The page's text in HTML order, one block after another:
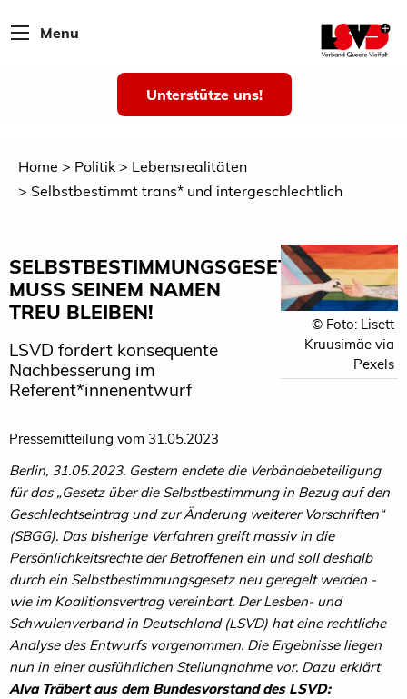
Menu
Unterstütze uns!
Home Politik
Lebensrealitäten
Selbstbestimmt trans* und intergeschlechtlich
SELBSTBESTIMMUNGSGESETZ
MUSS SEINEM NAMEN
TREU BLEIBEN!
LSVD fordert konsequente
Nachbesserung im
Referent*innenentwurf
© Foto: Lisett
Kruusimäe via
Pexels
Pressemitteilung vom 31.05.2023
Berlin, 31.05.2023. Gestern endete die Verbändebeteiligung
für das „Gesetz über die Selbstbestimmung in Bezug auf den
Geschlechtseintrag und zur Änderung weiterer Vorschriften“
(SBGG). Das bisherige Verfahren greift massiv in die
Persönlichkeitsrechte der Betroffenen ein und soll deshalb
durch ein Selbstbestimmungsgesetz neu geregelt werden -
wie im Koalitionsvertrag vereinbart. Der Lesben- und
Schwulenverband in Deutschland (LSVD) hat eine rechtliche
Analyse des Entwurfs vorgenommen. Die Ergebnisse liegen
nun in einer ausführlichen Stellungnahme vor. Dazu erklärt
Alva Träbert aus dem Bundesvorstand des LSVD: